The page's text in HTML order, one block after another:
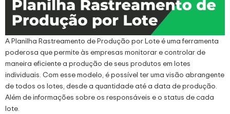
A Planilha Rastreamento de Produção por Lote é uma ferramenta
poderosa que permite às empresas monitorar e controlar de
maneira eficiente a produção de seus produtos em lotes
individuais. Com esse modelo, é possível ter uma visão abrangente
de todos os lotes, desde a quantidade até a data de produção.
Além de informações sobre os responsáveis e o status de cada
lote.